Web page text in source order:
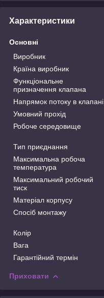
Характеристики
Основні
Виробник
Країна виробник
Функціональне
призначення клапана
Напрямок потоку в клапані
Умовний прохід
Робоче середовище
Тип приєднання
Максимальна робоча
температура
Максимальний робочий
тиск
Матеріал корпусу
Спосіб монтажу
Колір
Вага
Гарантійний термін
Приховати